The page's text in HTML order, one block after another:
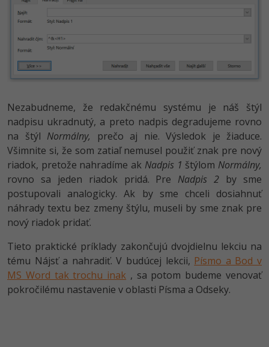
Nezabudneme, že redakčnému systému je náš štýl
nadpisu ukradnutý, a preto nadpis degradujeme rovno
na štýl Normálny, prečo aj nie. Výsledok je žiaduce.
Všimnite si, že som zatiaľ nemusel použiť znak pre nový
riadok, pretože nahradíme ak Nadpis 1 štýlom Normálny,
rovno sa jeden riadok pridá. Pre Nadpis 2 by sme
postupovali analogicky. Ak by sme chceli dosiahnuť
náhrady textu bez zmeny štýlu, museli by sme znak pre
nový riadok pridať.
Tieto praktické príklady zakončujú dvojdielnu lekciu na
tému Nájsť a nahradiť. V budúcej lekcii, Písmo a Bod v
MS Word tak trochu inak , sa potom budeme venovať
pokročilému nastavenie v oblasti Písma a Odseky.